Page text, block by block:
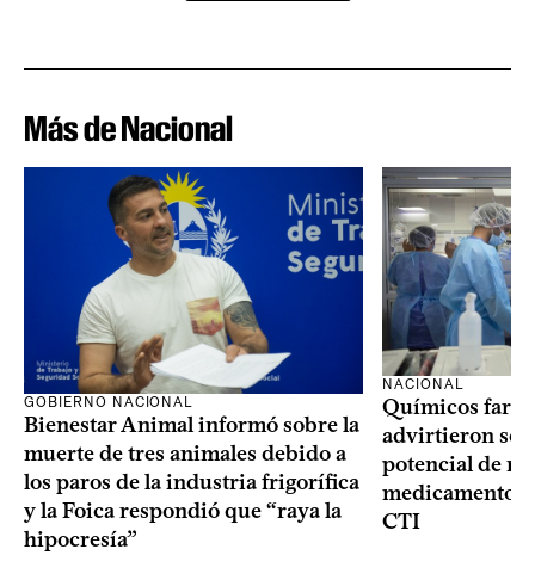
Más de Nacional
GOBIERNO NACIONAL
Bienestar Animal informó sobre la
muerte de tres animales debido a
los paros de la industria frigorífica
y la Foica respondió que “raya la
hipocresía”
NACIONAL
Químicos
advirtieron
potencial de
medicamentos
CTI